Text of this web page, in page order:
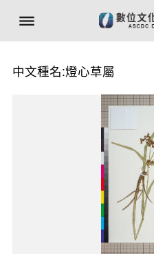
中文種名:燈心草屬